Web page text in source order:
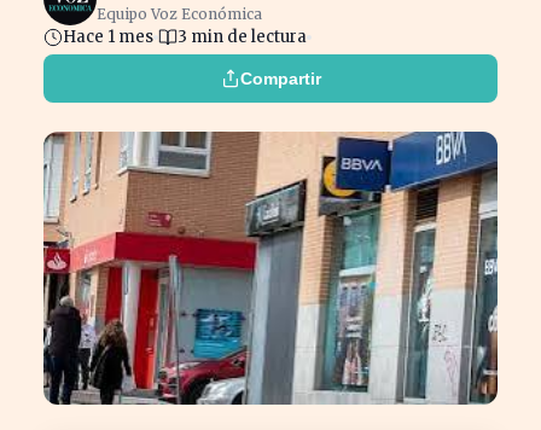
Equipo Voz Económica
Hace 1 mes 3 min de lectura
Compartir